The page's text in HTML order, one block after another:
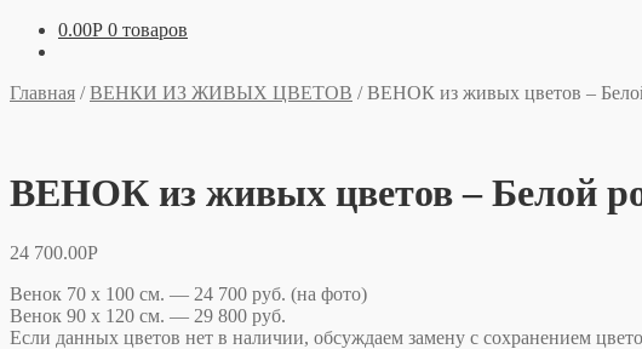
0.00Р 0 товаров
Главная /ВЕНКИ ИЗ ЖИВЫХ ЦВЕТОВ /ВЕНОК из живых цветов –
ВЕНОК из живых цветов – Белой
24 700.00Р
Венок 70 х 100 см. — 24 700 руб. (на фото)
Венок 90 х 120 см. — 29 800 руб.
Если данных цветов нет в наличии, обсуждаем замену с сохранением